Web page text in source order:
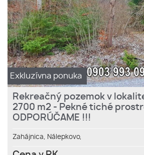
Exkluzívna ponuka
Rekreačný pozemok v
2700 m2 - Pekné tiché
ODPORÚČAME !!!
Zahájnica, Nálepkovo,